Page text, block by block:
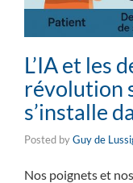
L’IA et les
révolution
s’installe
Posted byGuy de
Nos poignets et